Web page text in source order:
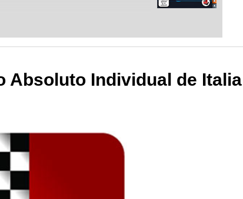
Absoluto Individual de Italia